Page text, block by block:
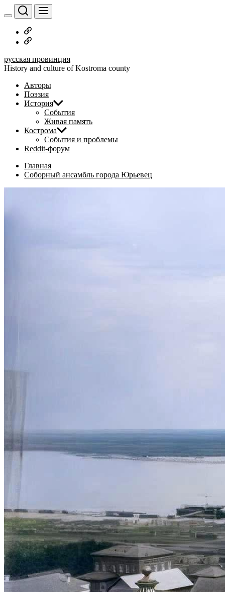
Перейти
к
содержимому
Русское
дворянство
Наши
русская провинция
History and culture of Kostroma county
Авторы
Поэзия
История
События
Живая память
Кострома
События и проблемы
Reddit-форум
Главная
Соборный ансамбль города Юрьевец